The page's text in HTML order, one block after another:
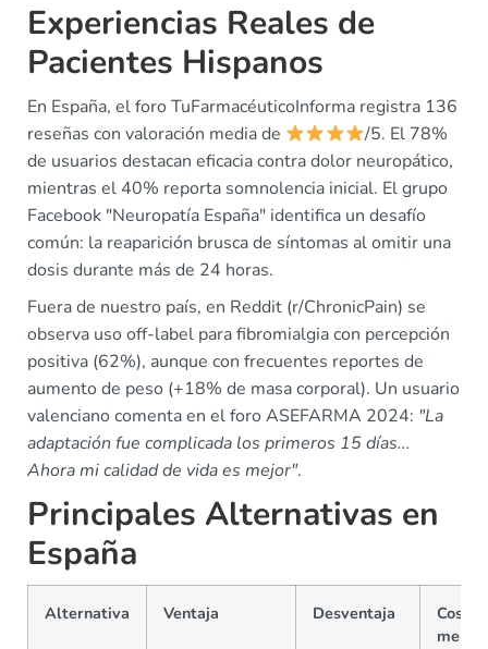
Experiencias Reales de
Pacientes Hispanos
En España, el foro TuFarmacéuticoInforma registra 136
reseñas con valoración media de
/5. El 78%
de usuarios destacan eficacia contra dolor neuropático,
mientras el 40% reporta somnolencia inicial. El grupo
Facebook "Neuropatía España" identifica un desafío
común: la reaparición brusca de síntomas al omitir una
dosis durante más de 24 horas.
Fuera de nuestro país, en Reddit (r/ChronicPain) se
observa uso off-label para fibromialgia con percepción
positiva (62%), aunque con frecuentes reportes de
aumento de peso (+18% de masa corporal). Un usuario
valenciano comenta en el foro ASEFARMA 2024: "La
adaptación fue complicada los primeros 15 días...
Ahora mi calidad de vida es mejor".
Principales Alternativas en
España
Alternativa Ventaja Desventaja
Coste